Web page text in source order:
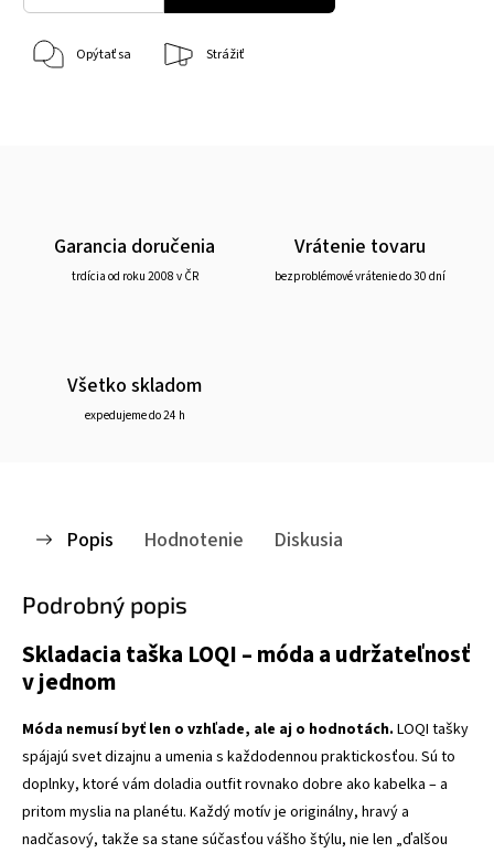
Opýtať sa Strážiť
Garancia doručenia
trdícia od roku 2008 v ČR
Vrátenie tovaru
bezproblémové vrátenie do 30 dní
Všetko skladom
expedujeme do 24 h
Popis Hodnotenie Diskusia
Podrobný popis
Skladacia taška LOQI – móda a udržateľnosť
v jednom
Móda nemusí byť len o vzhľade, ale aj o hodnotách. LOQI tašky
spájajú svet dizajnu a umenia s každodennou praktickosťou. Sú to
doplnky, ktoré vám doladia outfit rovnako dobre ako kabelka – a
pritom myslia na planétu. Každý motív je originálny, hravý a
nadčasový, takže sa stane súčasťou vášho štýlu, nie len „ďalšou